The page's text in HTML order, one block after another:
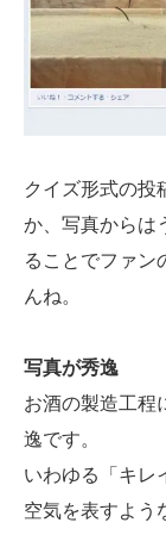
クイズ形式の投
か、写真からは
ることでファン
んね。
写真が秀逸
お酒の製造工程
逸です。
いわゆる「キレ
空気を表すよう